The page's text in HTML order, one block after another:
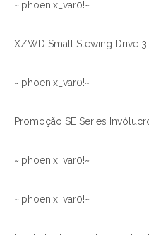
~!phoenix_var0!~
~!phoenix_var0!~
~!phoenix_var0!~
~!phoenix_var0!~